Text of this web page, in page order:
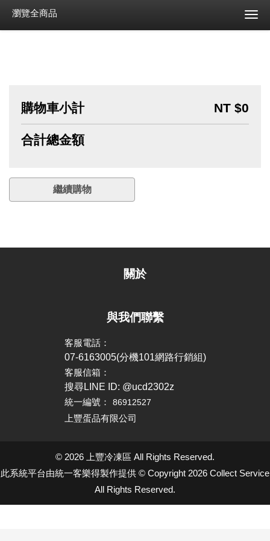
瀏覽全商品
購物車小計 NT $0
合計總金額
繼續購物
關於
與我們聯繫
客服電話：
07-6163005(分機101網路行銷組)
客服信箱：
搜尋LINE ID: @ucd2302z
統一編號：
86912527
上豐蛋品有限公司
© 2026 上豐冷凍區 All Rights Reserved.
此系統平台由統一客樂得製作提供 © Copyright 2026 Collect Service
All Rights Reserved.